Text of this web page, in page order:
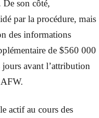
De son côté,
par la procédure, mais
des informations
de $560 000
avant l’attribution
actif au cours des